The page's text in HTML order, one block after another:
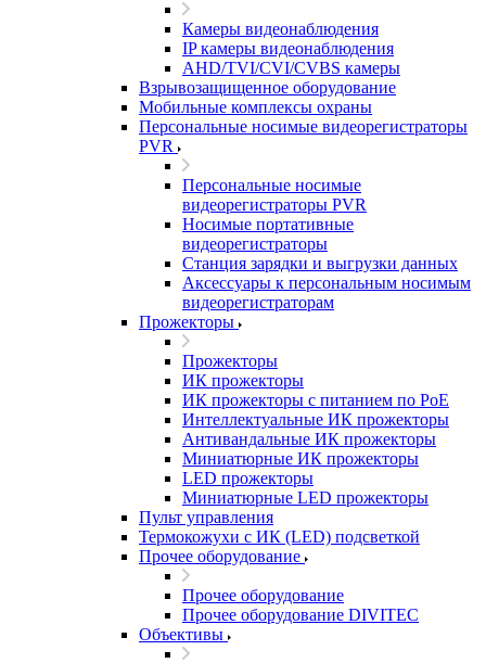
Камеры видеонаблюдения
IP камеры видеонаблюдения
AHD/TVI/CVI/CVBS камеры
Взрывозащищенное оборудование
Мобильные комплексы охраны
Персональные носимые видеорегистраторы
PVR
Персональные носимые
видеорегистраторы PVR
Носимые портативные
видеорегистраторы
Станция зарядки и выгрузки данных
Аксессуары к персональным носимым
видеорегистраторам
Прожекторы
Прожекторы
ИК прожекторы
ИК прожекторы с питанием по PoE
Интеллектуальные ИК прожекторы
Антивандальные ИК прожекторы
Миниатюрные ИК прожекторы
LED прожекторы
Миниатюрные LED прожекторы
Пульт управления
Термокожухи с ИК (LED) подсветкой
Прочее оборудование
Прочее оборудование
Прочее оборудование DIVITEC
Объективы